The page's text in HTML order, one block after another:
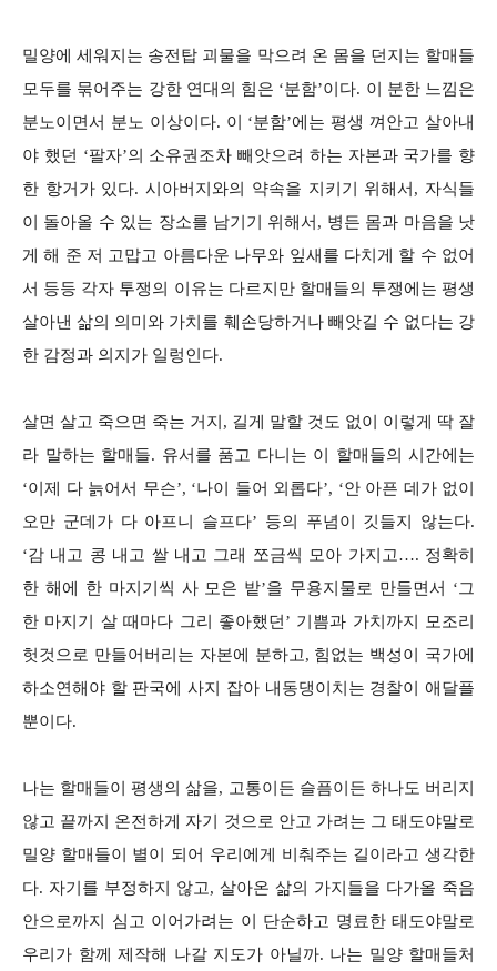
밀양에 세워지는 송전탑 괴물을 막으려 온 몸을 던지는 할매들
모두를 묶어주는 강한 연대의 힘은 ‘분함’이다. 이 분한 느낌은
분노이면서 분노 이상이다. 이 ‘분함’에는 평생 껴안고 살아내
야 했던 ‘팔자’의 소유권조차 빼앗으려 하는 자본과 국가를 향
한 항거가 있다. 시아버지와의 약속을 지키기 위해서, 자식들
이 돌아올 수 있는 장소를 남기기 위해서, 병든 몸과 마음을 낫
게 해 준 저 고맙고 아름다운 나무와 잎새를 다치게 할 수 없어
서 등등 각자 투쟁의 이유는 다르지만 할매들의 투쟁에는 평생
살아낸 삶의 의미와 가치를 훼손당하거나 빼앗길 수 없다는 강
한 감정과 의지가 일렁인다.
살면 살고 죽으면 죽는 거지, 길게 말할 것도 없이 이렇게 딱 잘
라 말하는 할매들. 유서를 품고 다니는 이 할매들의 시간에는
‘이제 다 늙어서 무슨’, ‘나이 들어 외롭다’, ‘안 아픈 데가 없이
오만 군데가 다 아프니 슬프다’ 등의 푸념이 깃들지 않는다.
‘감 내고 콩 내고 쌀 내고 그래 쪼금씩 모아 가지고…. 정확히
한 해에 한 마지기씩 사 모은 밭’을 무용지물로 만들면서 ‘그
한 마지기 살 때마다 그리 좋아했던’ 기쁨과 가치까지 모조리
헛것으로 만들어버리는 자본에 분하고, 힘없는 백성이 국가에
하소연해야 할 판국에 사지 잡아 내동댕이치는 경찰이 애달플
뿐이다.
나는 할매들이 평생의 삶을, 고통이든 슬픔이든 하나도 버리지
않고 끝까지 온전하게 자기 것으로 안고 가려는 그 태도야말로
밀양 할매들이 별이 되어 우리에게 비춰주는 길이라고 생각한
다. 자기를 부정하지 않고, 살아온 삶의 가지들을 다가올 죽음
안으로까지 심고 이어가려는 이 단순하고 명료한 태도야말로
우리가 함께 제작해 나갈 지도가 아닐까. 나는 밀양 할매들처